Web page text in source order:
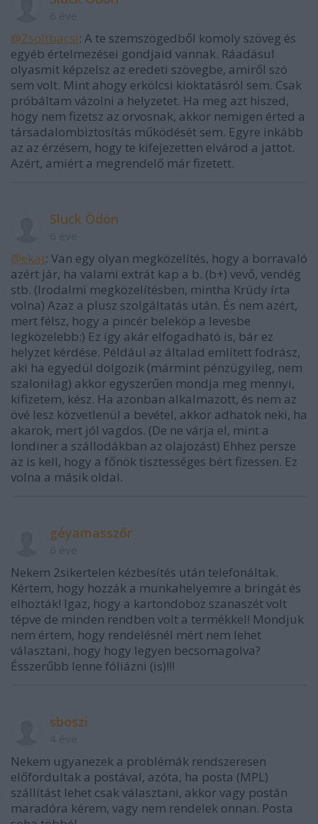
@Zsoltbacsi: A te szemszögedből komoly szöveg és
egyéb értelmezései gondjaid vannak. Ráadásul
olyasmit képzelsz az eredeti szövegbe, amiről szó
sem volt. Mint ahogy erkölcsi kioktatásról sem. Csak
próbáltam vázolni a helyzetet. Ha meg azt hiszed,
hogy nem fizetsz az orvosnak, akkor nemigen érted a
társadalombiztosítás működését sem. Egyre inkább
az az érzésem, hogy te kifejezetten elvárod a jattot.
Azért, amiért a megrendelő már fizetett.
Sluck Ödön
@ekat: Van egy olyan megközelítés, hogy a borravaló
azért jár, ha valami extrát kap a b. (b+) vevő, vendég
stb. (Irodalmi megközelítésben, mintha Krúdy írta
volna) Azaz a plusz szolgáltatás után. És nem azért,
mert félsz, hogy a pincér beleköp a levesbe
legközelebb:) Ez így akár elfogadható is, bár ez
helyzet kérdése. Például az általad említett fodrász,
aki ha egyedül dolgozik (mármint pénzügyileg, nem
szalonilag) akkor egyszerűen mondja meg mennyi,
kifizetem, kész. Ha azonban alkalmazott, és nem az
övé lesz közvetlenül a bevétel, akkor adhatok neki, ha
akarok, mert jól vagdos. (De ne várja el, mint a
londiner a szállodákban az olajozást) Ehhez persze
az is kell, hogy a főnök tisztességes bért fizessen. Ez
volna a másik oldal.
géyamasszőr
Nekem 2sikertelen kézbesítés után telefonáltak.
Kértem, hogy hozzák a munkahelyemre a bringát és
elhozták! Igaz, hogy a kartondoboz szanaszét volt
tépve de minden rendben volt a termékkel! Mondjuk
nem értem, hogy rendelésnél mért nem lehet
választani, hogy hogy legyen becsomagolva?
Ésszerűbb lenne fóliázni (is)!!!
sboszi
Nekem ugyanezek a problémák rendszeresen
előfordultak a postával, azóta, ha posta (MPL)
szállítást lehet csak választani, akkor vagy postán
maradóra kérem, vagy nem rendelek onnan. Posta